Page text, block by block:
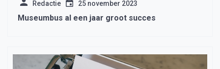
Redactie 25 november 2023
Museumbus al een jaar groot succes